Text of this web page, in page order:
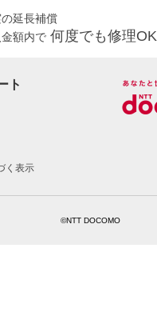
延長補償
額内で 何度でも修理OK
ト
く表示
©NTT DOCOMO